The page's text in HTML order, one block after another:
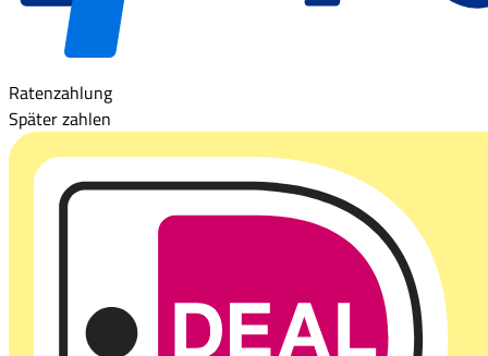
Ratenzahlung
Später zahlen